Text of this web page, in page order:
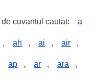
cuvantul cautat: a
, ah , ai , air ,
ap , ar , ara ,